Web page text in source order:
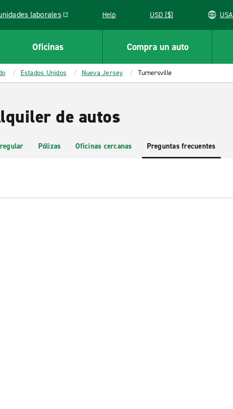
laborales
in a new window Help USD ($)
Oficinas Compra un auto
Estados Unidos Nueva Jersey Turnersville
de autos
Pólizas Oficinas cercanas Preguntas frecuentes